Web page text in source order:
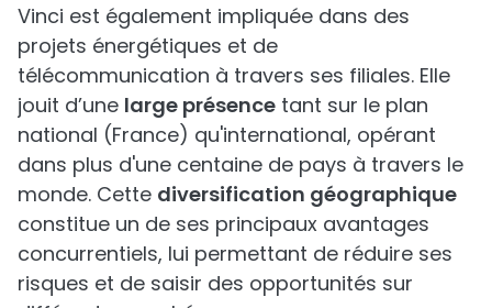
Vinci est également impliquée dans des
projets énergétiques et de
télécommunication à travers ses filiales. Elle
jouit d’une large présence tant sur le plan
national (France) qu'international, opérant
dans plus d'une centaine de pays à travers le
monde. Cette diversification géographique
constitue un de ses principaux avantages
concurrentiels, lui permettant de réduire ses
risques et de saisir des opportunités sur